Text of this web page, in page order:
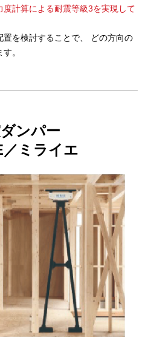
計算による耐震等級3を実現して
を検討することで、 どの方向の
。
ンパー
／ミライエ